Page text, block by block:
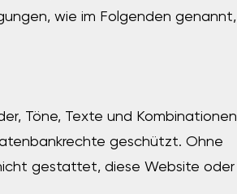
wie im Folgenden genannt,
Töne, Texte und Kombinationen
geschützt. Ohne
gestattet, diese Website oder